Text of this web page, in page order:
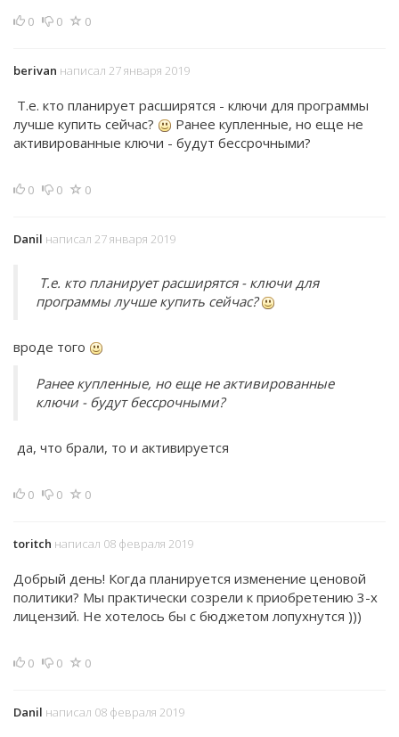
0 0 0
berivan написал 27 января 2019
Т.е. кто планирует расширятся - ключи для программы
лучше купить сейчас?
Ранее купленные, но еще не
активированные ключи - будут бессрочными?
0 0 0
Danil написал 27 января 2019
Т.е. кто планирует расширятся - ключи для
программы лучше купить сейчас?
вроде того
Ранее купленные, но еще не активированные
ключи - будут бессрочными?
да, что брали, то и активируется
0 0 0
toritch написал 08 февраля 2019
Добрый день! Когда планируется изменение ценовой
политики? Мы практически созрели к приобретению 3-х
лицензий. Не хотелось бы с бюджетом лопухнутся )))
0 0 0
Danil написал 08 февраля 2019